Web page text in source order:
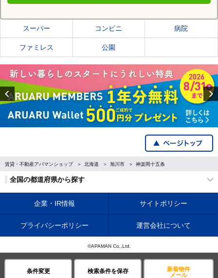
条件変更 検索条件を保存
新着物件
メール
旭川市の施設一覧
スーパー コンビニ 病院
ファミレス 公園
Previous
賃貸・不動産アパマンショップ 北海道 旭川市 神楽岡十五条
全国の都道府県から探す
企業・IR情報 サイトポリシー
プライバシーポリシー 運営会社について
©APAMAN Co.,Ltd.